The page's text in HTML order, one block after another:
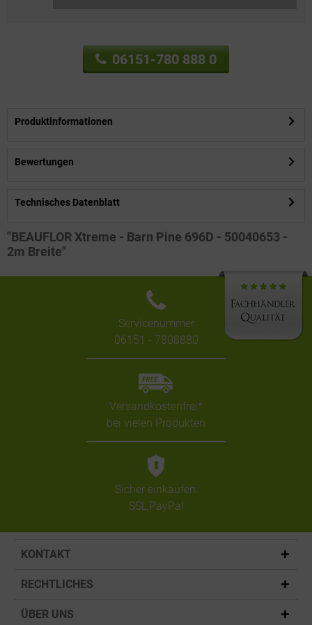
06151-780 888 0
Produktinformationen
Bewertungen
Technisches Datenblatt
"BEAUFLOR Xtreme - Barn Pine 696D - 50040653 -
2m Breite"
Servicenummer
06151 - 7808880
Versandkostenfrei*
bei vielen Produkten
Sicher einkaufen:
SSL,PayPal
KONTAKT
RECHTLICHES
ÜBER UNS